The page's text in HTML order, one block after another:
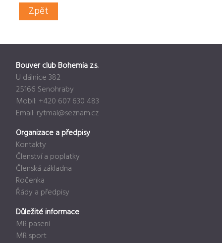
Zpět
Bouver club Bohemia z.s.
U dálnice 382
25166 Senohraby
Mobil: +420 607 630 483
Email: rytmal@seznam.cz
Organizace a předpisy
Kontakty
Členství a poplatky
Členská základna
Ročenka
Řády a předpisy
Důležité informace
MR pasení
MR sport